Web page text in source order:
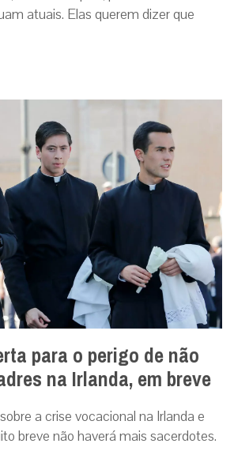
atuais. Elas querem dizer que
para o perigo de não
na Irlanda, em breve
a crise vocacional na Irlanda e
breve não haverá mais sacerdotes.